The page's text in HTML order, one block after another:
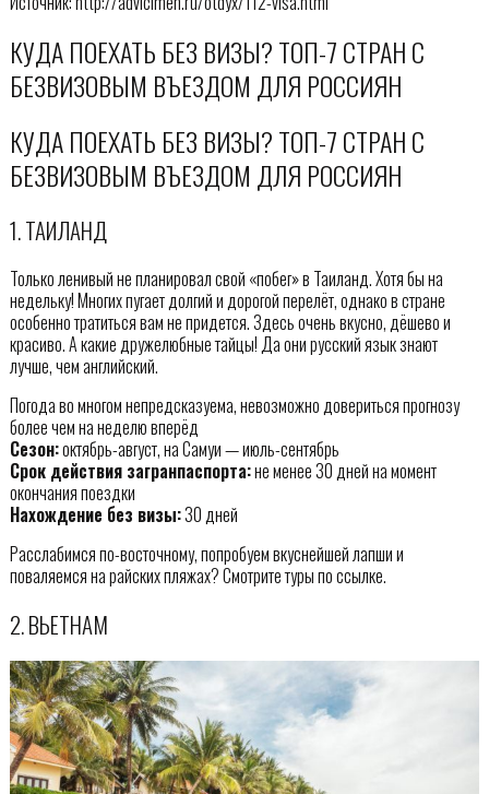
КУДА ПОЕХАТЬ БЕЗ ВИЗЫ? ТОП-7 СТРАН С
БЕЗВИЗОВЫМ ВЪЕЗДОМ ДЛЯ РОССИЯН
КУДА ПОЕХАТЬ БЕЗ ВИЗЫ? ТОП-7 СТРАН С
БЕЗВИЗОВЫМ ВЪЕЗДОМ ДЛЯ РОССИЯН
1. ТАИЛАНД
Только ленивый не планировал свой «побег» в Таиланд. Хотя бы на
недельку! Многих пугает долгий и дорогой перелёт, однако в стране
особенно тратиться вам не придется. Здесь очень вкусно, дёшево и
красиво. А какие дружелюбные тайцы! Да они русский язык знают
лучше, чем английский.
Погода во многом непредсказуема, невозможно довериться прогнозу
более чем на неделю вперёд
Сезон:октябрь-август, на Самуи — июль-сентябрь
Срок действия загранпаспорта:не менее 30 дней на момент
окончания поездки
Нахождение без визы:30 дней
Расслабимся по-восточному, попробуем вкуснейшей лапши и
поваляемся на райских пляжах? Смотрите туры по ссылке.
2. ВЬЕТНАМ